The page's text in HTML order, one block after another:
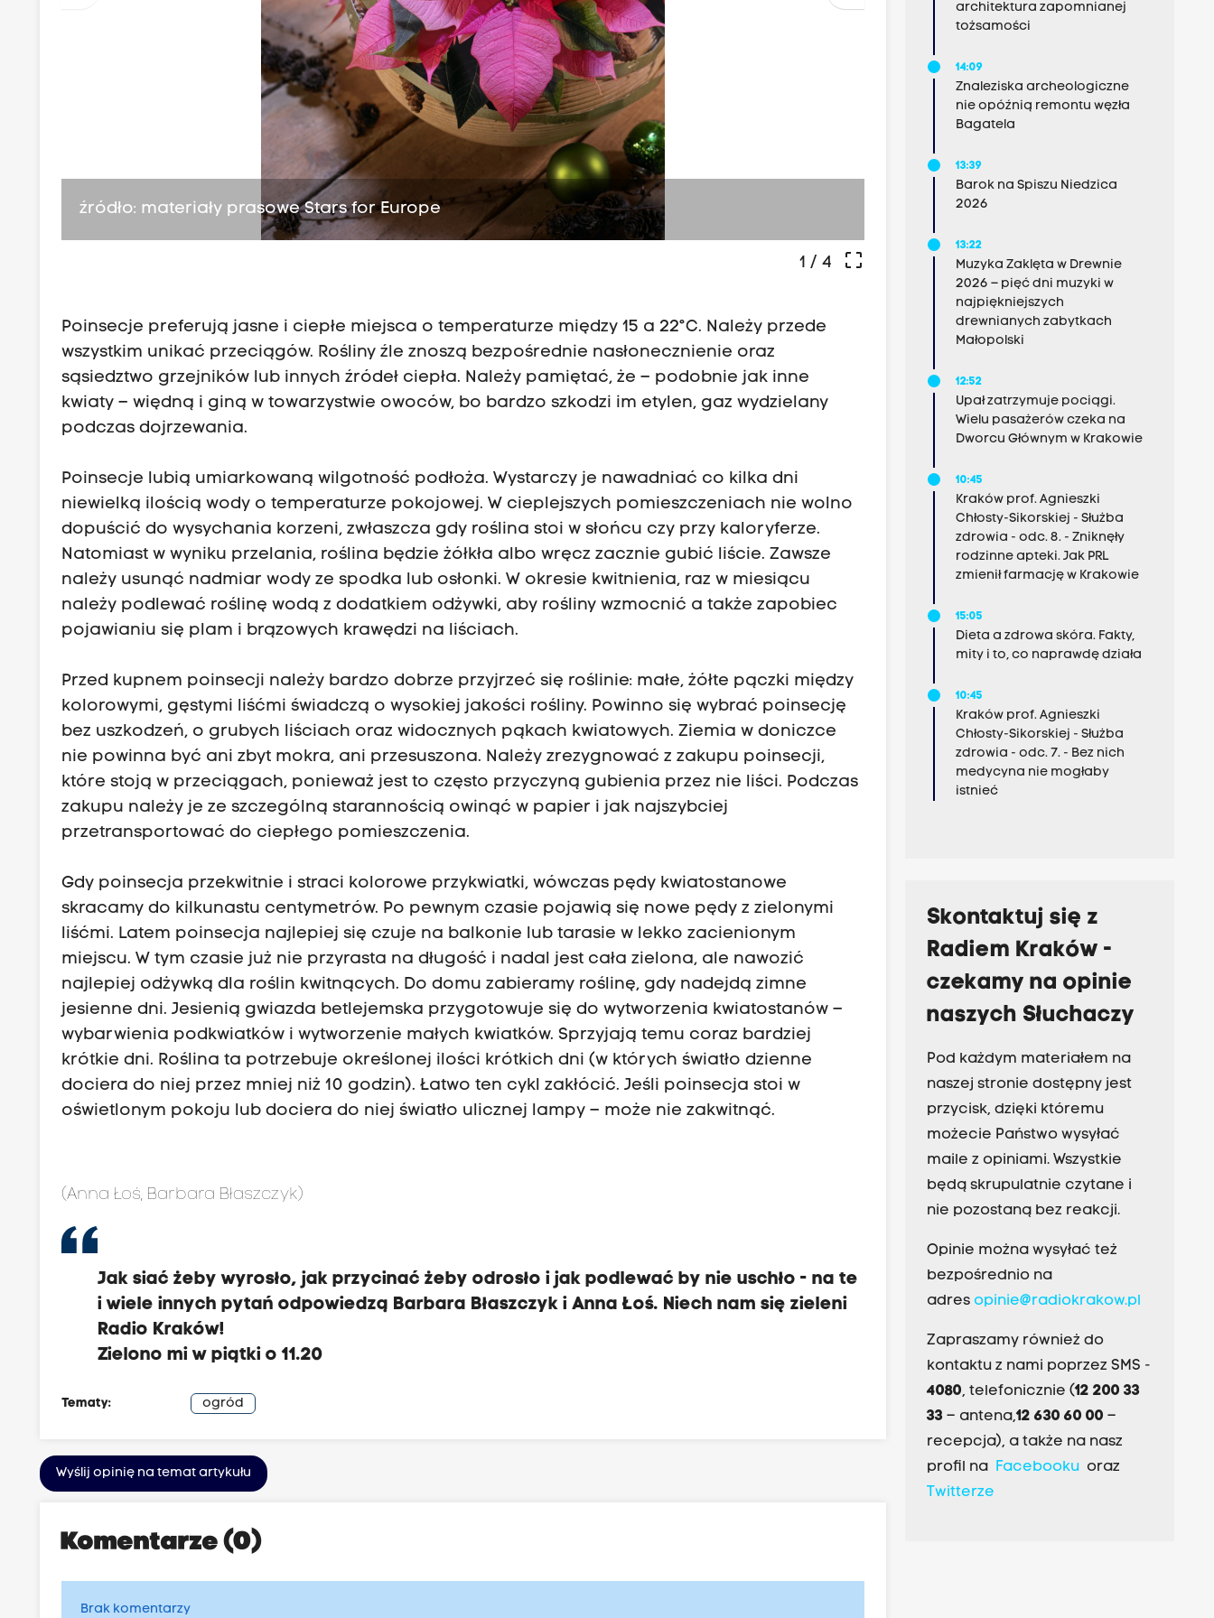
źródło: materiały prasowe Stars for Europe źródło: materiały prasowe Stars for
crop_free
1 / 4
Poinsecje preferują jasne i ciepłe miejsca o temperaturze między 15 a 22°C. Należy przede
wszystkim unikać przeciągów. Rośliny źle znoszą bezpośrednie nasłonecznienie oraz
sąsiedztwo grzejników lub innych źródeł ciepła. Należy pamiętać, że – podobnie jak inne
kwiaty – więdną i giną w towarzystwie owoców, bo bardzo szkodzi im etylen, gaz wydzielany
podczas dojrzewania.
Poinsecje lubią umiarkowaną wilgotność podłoża. Wystarczy je nawadniać co kilka dni
niewielką ilością wody o temperaturze pokojowej. W cieplejszych pomieszczeniach nie wolno
dopuścić do wysychania korzeni, zwłaszcza gdy roślina stoi w słońcu czy przy kaloryferze.
Natomiast w wyniku przelania, roślina będzie żółkła albo wręcz zacznie gubić liście. Zawsze
należy usunąć nadmiar wody ze spodka lub osłonki. W okresie kwitnienia, raz w miesiącu
należy podlewać roślinę wodą z dodatkiem odżywki, aby rośliny wzmocnić a także zapobiec
pojawianiu się plam i brązowych krawędzi na liściach.
Przed kupnem poinsecji należy bardzo dobrze przyjrzeć się roślinie: małe, żółte pączki między
kolorowymi, gęstymi liśćmi świadczą o wysokiej jakości rośliny. Powinno się wybrać poinsecję
bez uszkodzeń, o grubych liściach oraz widocznych pąkach kwiatowych. Ziemia w doniczce
nie powinna być ani zbyt mokra, ani przesuszona. Należy zrezygnować z zakupu poinsecji,
które stoją w przeciągach, ponieważ jest to często przyczyną gubienia przez nie liści. Podczas
zakupu należy je ze szczególną starannością owinąć w papier i jak najszybciej
przetransportować do ciepłego pomieszczenia.
Gdy poinsecja przekwitnie i straci kolorowe przykwiatki, wówczas pędy kwiatostanowe
skracamy do kilkunastu centymetrów. Po pewnym czasie pojawią się nowe pędy z zielonymi
liśćmi. Latem poinsecja najlepiej się czuje na balkonie lub tarasie w lekko zacienionym
miejscu. W tym czasie już nie przyrasta na długość i nadal jest cała zielona, ale nawozić
najlepiej odżywką dla roślin kwitnących. Do domu zabieramy roślinę, gdy nadejdą zimne
jesienne dni. Jesienią gwiazda betlejemska przygotowuje się do wytworzenia kwiatostanów –
wybarwienia podkwiatków i wytworzenie małych kwiatków. Sprzyjają temu coraz bardziej
krótkie dni. Roślina ta potrzebuje określonej ilości krótkich dni (w których światło dzienne
dociera do niej przez mniej niż 10 godzin). Łatwo ten cykl zakłócić. Jeśli poinsecja stoi w
oświetlonym pokoju lub dociera do niej światło ulicznej lampy – może nie zakwitnąć.
(Anna Łoś, Barbara Błaszczyk)
Jak siać żeby wyrosło, jak przycinać żeby odrosło i jak podlewać by nie uschło - na te
i wiele innych pytań odpowiedzą Barbara Błaszczyk i Anna Łoś. Niech nam się zieleni
Radio Kraków!
Zielono mi w piątki o 11.20
Tematy: ogród
Wyślij opinię na temat artykułu
Komentarze (0)
Brak komentarzy
architektura zapomnianej
tożsamości
14:09
Znaleziska archeologiczne
nie opóźnią remontu węzła
Bagatela
13:39
Barok na Spiszu Niedzica
2026
13:22
Muzyka Zaklęta w Drewnie
2026 – pięć dni muzyki w
najpiękniejszych
drewnianych zabytkach
Małopolski
12:52
Upał zatrzymuje pociągi.
Wielu pasażerów czeka na
Dworcu Głównym w Krakowie
10:45
Kraków prof. Agnieszki
Chłosty-Sikorskiej - Służba
zdrowia - odc. 8. - Zniknęły
rodzinne apteki. Jak PRL
zmienił farmację w Krakowie
15:05
Dieta a zdrowa skóra. Fakty,
mity i to, co naprawdę działa
10:45
Kraków prof. Agnieszki
Chłosty-Sikorskiej - Służba
zdrowia - odc. 7. - Bez nich
medycyna nie mogłaby
istnieć
Skontaktuj się z
Radiem Kraków -
czekamy na opinie
naszych Słuchaczy
Pod każdym materiałem na
naszej stronie dostępny jest
przycisk, dzięki któremu
możecie Państwo wysyłać
maile z opiniami. Wszystkie
będą skrupulatnie czytane i
nie pozostaną bez reakcji.
Opinie można wysyłać też
bezpośrednio na
adres opinie@radiokrakow.pl
Zapraszamy również do
kontaktu z nami poprzez SMS -
4080, telefonicznie (12 200 33
33– antena,12 630 60 00 –
recepcja), a także na nasz
profil na Facebookuoraz
Twitterze